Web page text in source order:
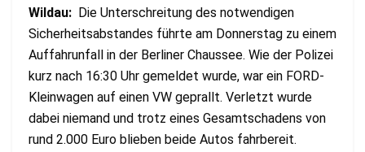
Wildau: Die Unterschreitung des notwendigen
Sicherheitsabstandes führte am Donnerstag zu einem
Auffahrunfall in der Berliner Chaussee. Wie der Polizei
kurz nach 16:30 Uhr gemeldet wurde, war ein FORD-
Kleinwagen auf einen VW geprallt. Verletzt wurde
dabei niemand und trotz eines Gesamtschadens von
rund 2.000 Euro blieben beide Autos fahrbereit.